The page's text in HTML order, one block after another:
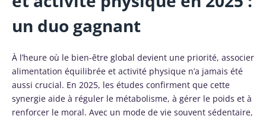
un duo gagnant
À l’heure où le bien-être global devient une priorité, associer
alimentation équilibrée et activité physique n’a jamais été
aussi crucial. En 2025, les études confirment que cette
synergie aide à réguler le métabolisme, à gérer le poids et à
renforcer le moral. Avec un mode de vie souvent sédentaire,